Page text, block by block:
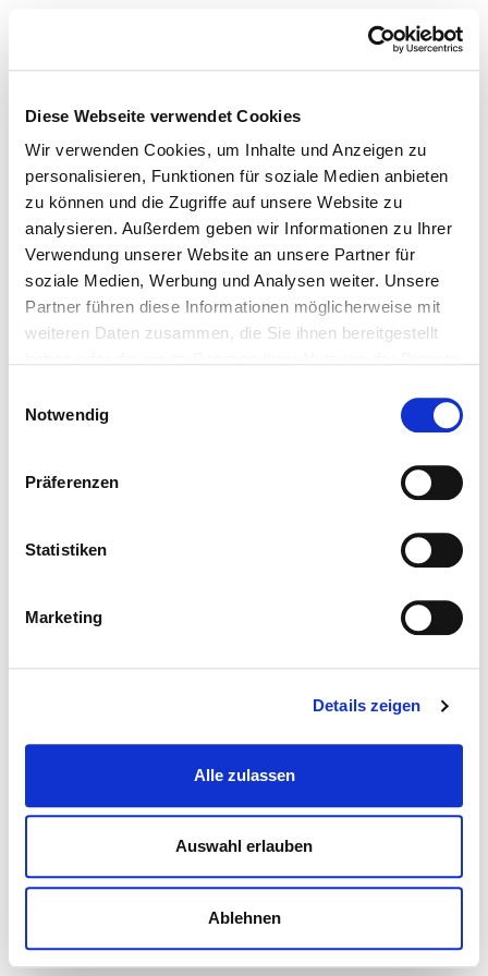
Diese Webseite verwendet Cookies
Wir verwenden Cookies, um Inhalte und Anzeigen zu
personalisieren, Funktionen für soziale Medien anbieten
zu können und die Zugriffe auf unsere Website zu
analysieren. Außerdem geben wir Informationen zu Ihrer
Verwendung unserer Website an unsere Partner für
soziale Medien, Werbung und Analysen weiter. Unsere
Partner führen diese Informationen möglicherweise mit
weiteren Daten zusammen, die Sie ihnen bereitgestellt
Notwendig
Präferenzen
Statistiken
Marketing
Details zeigen
Alle zulassen
Auswahl erlauben
Ablehnen